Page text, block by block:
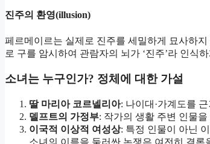
진주의 환영(illusion)
페르메이르는 실제로 진주를 세밀하게 묘사하
로 구를 암시하여 관람자의 뇌가 ‘진주’라 인식
소녀는 누구인가? 정체에 대한 가설
딸 마리아 코르넬리아: 나이대·가계도를
델프트의 가정부: 작가의 생활 주변 인물
이국적 이상적 여성상: 특정 인물이 아닌
소녀의 이름을 둘러싼 논쟁은 여전히 결론